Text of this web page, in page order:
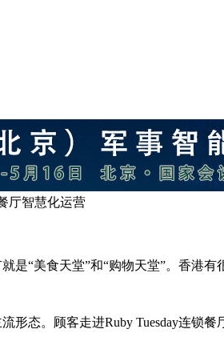
厅智慧化运营
“美食天堂”和“购物天堂”。香港有
态。顾客走进Ruby Tuesday连锁